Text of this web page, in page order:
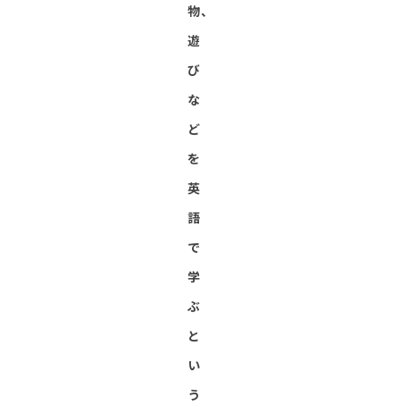
物、
遊
び
な
ど
を
英
語
で
学
ぶ
と
い
う